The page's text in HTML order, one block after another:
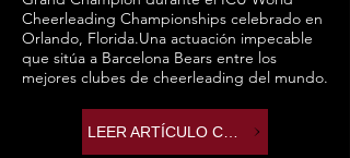
Cheerleading Championships celebrado en
Orlando, Florida.Una actuación impecable
que sitúa a Barcelona Bears entre los
mejores clubes de cheerleading del mundo.